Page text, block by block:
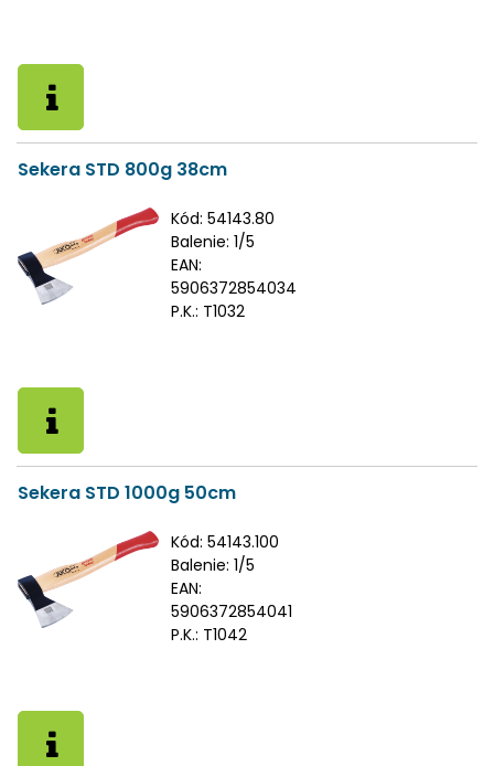
Sekera STD 800g 38cm
Kód:54143.80
Balenie: 1/5
EAN:
5906372854034
P.K.: T1032
Sekera STD 1000g 50cm
Kód:54143.100
Balenie: 1/5
EAN:
5906372854041
P.K.: T1042